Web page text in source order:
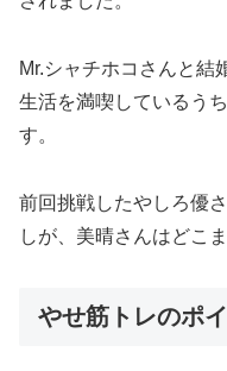
Mr.シャチホコさんと結
生活を満喫しているう
す。
前回挑戦したやしろ優
しが、美晴さんはどこ
やせ筋トレのポ